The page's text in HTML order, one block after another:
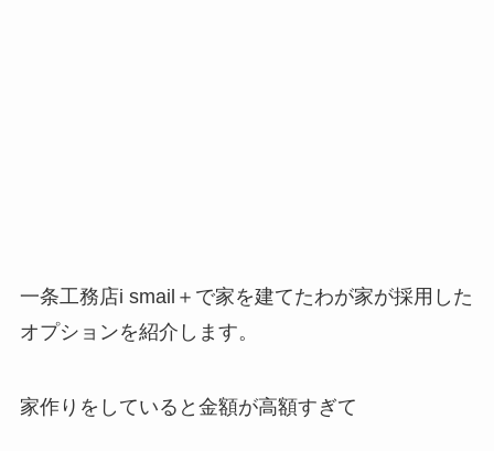
一条工務店i smail＋で家を建てたわが家が採用した
オプションを紹介します。
家作りをしていると金額が高額すぎて